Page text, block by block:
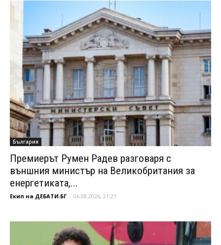
България
Премиерът Румен Радев разговаря с
външния министър на Великобритания за
енергетиката,...
Екип на ДЕБАТИ.БГ - 06.08.2026, 21:21